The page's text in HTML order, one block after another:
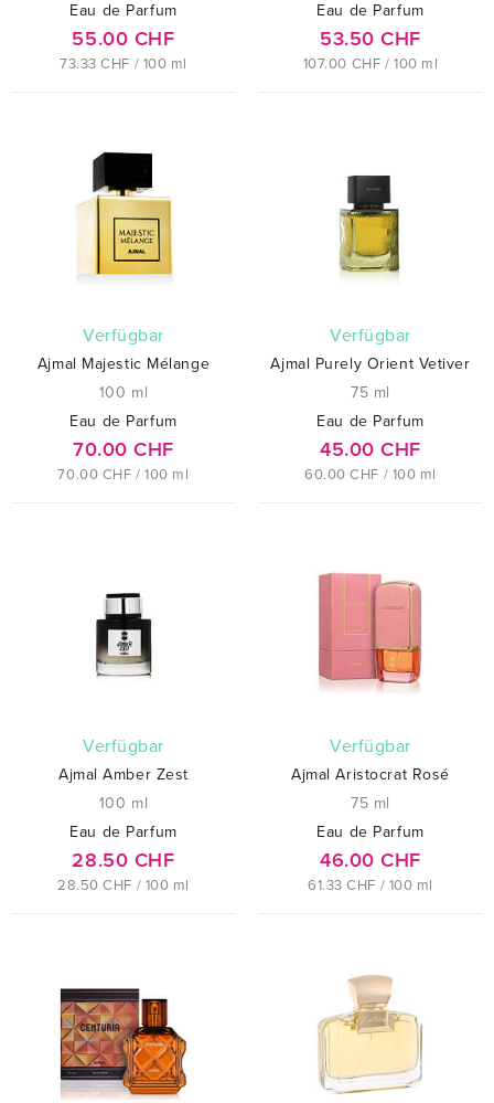
Eau de Parfum
55.00 CHF
73.33 CHF / 100 ml
Eau de Parfum
53.50 CHF
107.00 CHF / 100 ml
verfügbar
Ajmal Majestic Mélange
100 ml
Eau de Parfum
70.00 CHF
70.00 CHF / 100 ml
verfügbar
Ajmal Purely Orient Vetiver
75 ml
Eau de Parfum
45.00 CHF
60.00 CHF / 100 ml
verfügbar
Ajmal Amber Zest
100 ml
Eau de Parfum
28.50 CHF
28.50 CHF / 100 ml
verfügbar
Ajmal Aristocrat Rosé
75 ml
Eau de Parfum
46.00 CHF
61.33 CHF / 100 ml